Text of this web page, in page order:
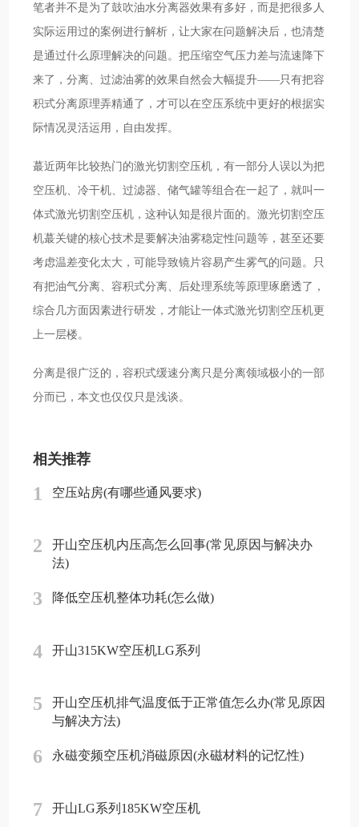
笔者并不是为了鼓吹油水分离器效果有多好，而是把很多人
实际运用过的案例进行解析，让大家在问题解决后，也清楚
是通过什么原理解决的问题。把压缩空气压力差与流速降下
来了，分离、过滤油雾的效果自然会大幅提升——只有把容
积式分离原理弄精通了，才可以在空压系统中更好的根据实
际情况灵活运用，自由发挥。
蕞近两年比较热门的激光切割空压机，有一部分人误以为把
空压机、冷干机、过滤器、储气罐等组合在一起了，就叫一
体式激光切割空压机，这种认知是很片面的。激光切割空压
机蕞关键的核心技术是要解决油雾稳定性问题等，甚至还要
考虑温差变化太大，可能导致镜片容易产生雾气的问题。只
有把油气分离、容积式分离、后处理系统等原理琢磨透了，
综合几方面因素进行研发，才能让一体式激光切割空压机更
上一层楼。
分离是很广泛的，容积式缓速分离只是分离领域极小的一部
分而已，本文也仅仅只是浅谈。
相关推荐
1 空压站房(有哪些通风要求)
2
开山空压机内压高怎么回事(常见原因与解决办
法)
3 降低空压机整体功耗(怎么做)
4 开山315KW空压机LG系列
5
开山空压机排气温度低于正常值怎么办(常见原因
与解决方法)
6 永磁变频空压机消磁原因(永磁材料的记忆性)
7 开山LG系列185KW空压机